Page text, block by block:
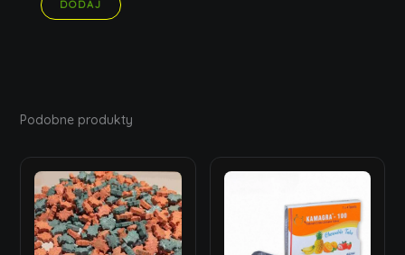
Podobne produkty
Price
range:
15,00 zł
through